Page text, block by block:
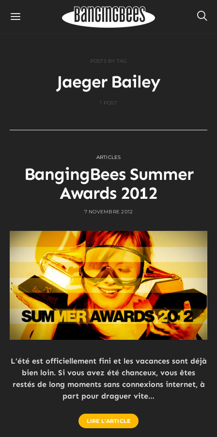
POSTS BY TAG
Jaeger Bailey
1 POST
ARTICLES
BangingBees Summer
Awards 2012
7 NOVEMBRE 2012
L’été est officiellement fini et les vacances sont déjà
bien loin. Si vous avez été chanceux, vous êtes
restés de long moments sans connexions internet, à
part pour draguer vite…
LIRE L'ARTICLE